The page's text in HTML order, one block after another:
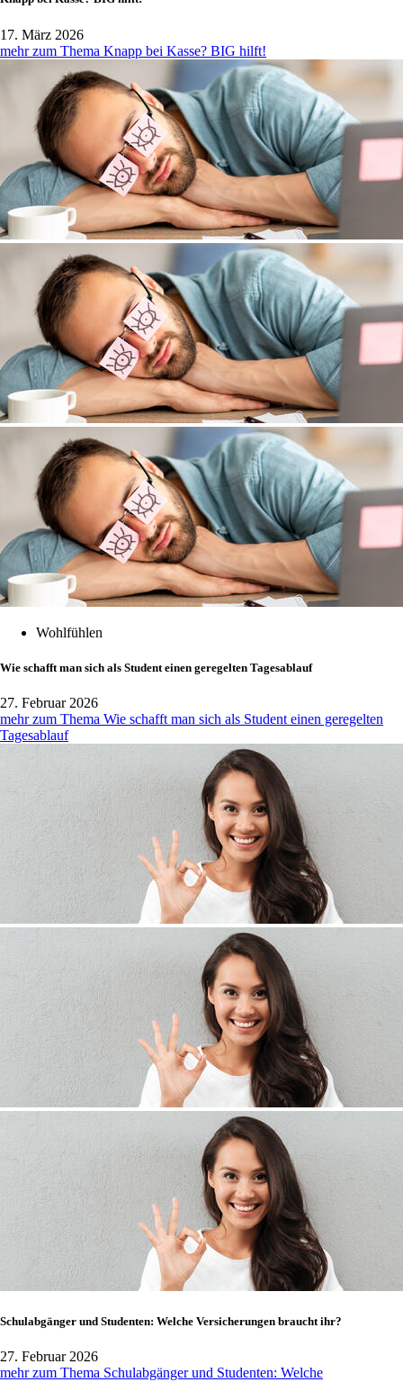
17. März 2026
mehr zum Thema Knapp bei Kasse? BIG hilft!
Wohlfühlen
Wie schafft man sich als Student einen geregelten Tagesablauf
27. Februar 2026
mehr zum Thema Wie schafft man sich als Student einen geregelten
Tagesablauf
Schulabgänger und Studenten: Welche Versicherungen braucht ihr?
27. Februar 2026
mehr zum Thema Schulabgänger und Studenten: Welche